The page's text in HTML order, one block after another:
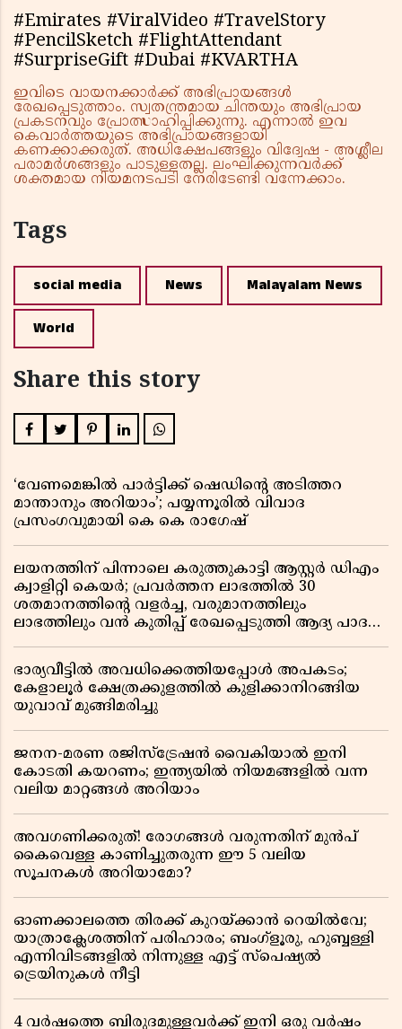
#Emirates #ViralVideo #TravelStory
#PencilSketch #FlightAttendant
#SurpriseGift #Dubai #KVARTHA
ഇവിടെ വായനക്കാർക്ക് അഭിപ്രായങ്ങൾ
രേഖപ്പെടുത്താം. സ്വതന്ത്രമായ ചിന്തയും അഭിപ്രായ
പ്രകടനവും പ്രോത്സാഹിപ്പിക്കുന്നു. എന്നാൽ ഇവ
കെവാർത്തയുടെ അഭിപ്രായങ്ങളായി
കണക്കാക്കരുത്. അധിക്ഷേപങ്ങളും വിദ്വേഷ - അശ്ലീല
പരാമർശങ്ങളും പാടുള്ളതല്ല. ലംഘിക്കുന്നവർക്ക്
ശക്തമായ നിയമനടപടി നേരിടേണ്ടി വന്നേക്കാം.
Tags
social media News Malayalam News
World
Share this story
‘വേണമെങ്കിൽ പാർട്ടിക്ക് ഷെഡിൻ്റെ അടിത്തറ
മാന്താനും അറിയാം’; പയ്യന്നൂരിൽ വിവാദ
പ്രസംഗവുമായി കെ കെ രാഗേഷ്
ലയനത്തിന് പിന്നാലെ കരുത്തുകാട്ടി ആസ്റ്റർ ഡിഎം
ക്വാളിറ്റി കെയർ; പ്രവർത്തന ലാഭത്തിൽ 30
ശതമാനത്തിൻ്റെ വളർച്ച, വരുമാനത്തിലും
ലാഭത്തിലും വൻ കുതിപ്പ് രേഖപ്പെടുത്തി ആദ്യ പാദ
ഭാര്യവീട്ടിൽ അവധിക്കെത്തിയപ്പോൾ അപകടം;
കേളാലൂർ ക്ഷേത്രക്കുളത്തിൽ കുളിക്കാനിറങ്ങിയ
യുവാവ് മുങ്ങിമരിച്ചു
ജനന-മരണ രജിസ്ട്രേഷൻ വൈകിയാൽ ഇനി
കോടതി കയറണം; ഇന്ത്യയിൽ നിയമങ്ങളിൽ വന്ന
വലിയ മാറ്റങ്ങൾ അറിയാം
അവഗണിക്കരുത്! രോഗങ്ങൾ വരുന്നതിന് മുൻപ്
കൈവെള്ള കാണിച്ചുതരുന്ന ഈ 5 വലിയ
സൂചനകൾ അറിയാമോ?
ഓണക്കാലത്തെ തിരക്ക് കുറയ്ക്കാൻ റെയിൽവേ;
യാത്രാക്ലേശത്തിന് പരിഹാരം; ബംഗ്ളൂരു, ഹുബ്ബള്ളി
എന്നിവിടങ്ങളിൽ നിന്നുള്ള എട്ട് സ്പെഷ്യൽ
ട്രെയിനുകൾ നീട്ടി
4 വർഷത്തെ ബിരുദമുള്ളവർക്ക് ഇനി ഒരു വർഷം